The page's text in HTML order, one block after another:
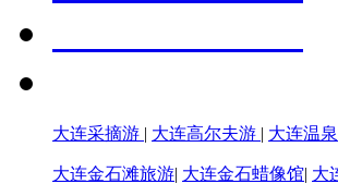
大连采摘游 | 大连高尔夫游 | 大连温
大连金石滩旅游| 大连金石蜡像馆| 大